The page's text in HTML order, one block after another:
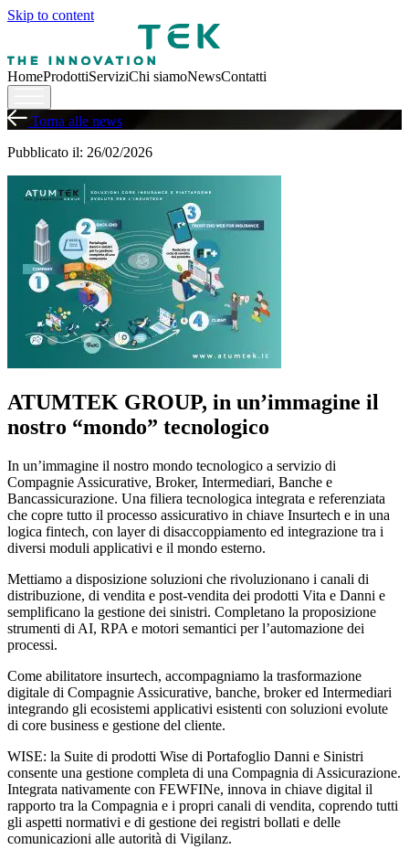
Skip to content
HomeProdottiServiziChi siamoNewsContatti
Torna alle news
Pubblicato il: 26/02/2026
ATUMTEK GROUP, in un’immagine il
nostro “mondo” tecnologico
In un’immagine il nostro mondo tecnologico a servizio di
Compagnie Assicurative, Broker, Intermediari, Banche e
Bancassicurazione. Una filiera tecnologica integrata e referenziata
che copre tutto il processo assicurativo in chiave Insurtech e in una
logica fintech, con layer di disaccoppiamento ed integrazione tra i
diversi moduli applicativi e il mondo esterno.
Mettiamo a disposizione soluzioni che rivoluzionano i canali di
distribuzione, di vendita e post-vendita dei prodotti Vita e Danni e
semplificano la gestione dei sinistri. Completano la proposizione
strumenti di AI, RPA e motori semantici per l’automazione dei
processi.
Come abilitatore insurtech, accompagniamo la trasformazione
digitale di Compagnie Assicurative, banche, broker ed Intermediari
integrando gli ecosistemi applicativi esistenti con soluzioni evolute
di core business e gestione del cliente.
WISE: la Suite di prodotti Wise di Portafoglio Danni e Sinistri
consente una gestione completa di una Compagnia di Assicurazione.
Integrata nativamente con FEWFINe, innova in chiave digital il
rapporto tra la Compagnia e i propri canali di vendita, coprendo tutti
gli aspetti normativi e di gestione dei registri bollati e delle
comunicazioni alle autorità di Vigilanz.